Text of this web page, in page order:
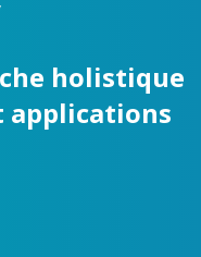
holistique
applications